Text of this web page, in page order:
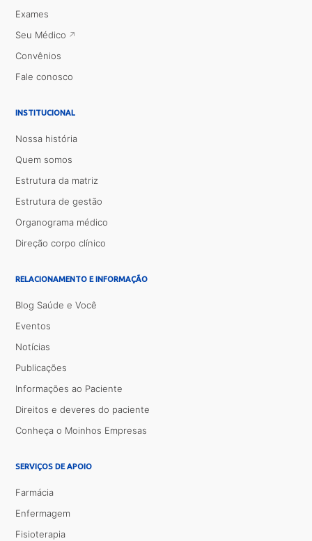
Exames
Seu Médico
Convênios
Fale conosco
INSTITUCIONAL
Nossa história
Quem somos
Estrutura da matriz
Estrutura de gestão
Organograma médico
Direção corpo clínico
RELACIONAMENTO E INFORMAÇÃO
Blog Saúde e Você
Eventos
Notícias
Publicações
Informações ao Paciente
Direitos e deveres do paciente
Conheça o Moinhos Empresas
SERVIÇOS DE APOIO
Farmácia
Enfermagem
Fisioterapia